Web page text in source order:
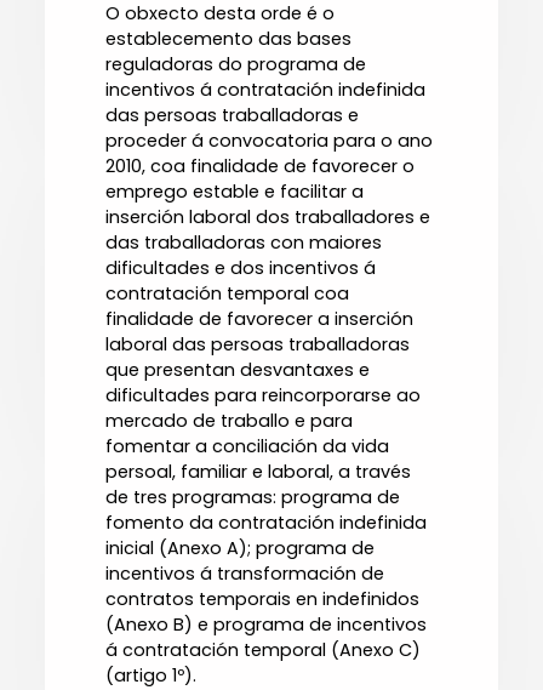
O obxecto desta orde é o
establecemento das bases
reguladoras do programa de
incentivos á contratación indefinida
das persoas traballadoras e
proceder á convocatoria para o ano
2010, coa finalidade de favorecer o
emprego estable e facilitar a
inserción laboral dos traballadores e
das traballadoras con maiores
dificultades e dos incentivos á
contratación temporal coa
finalidade de favorecer a inserción
laboral das persoas traballadoras
que presentan desvantaxes e
dificultades para reincorporarse ao
mercado de traballo e para
fomentar a conciliación da vida
persoal, familiar e laboral, a través
de tres programas: programa de
fomento da contratación indefinida
inicial (Anexo A); programa de
incentivos á transformación de
contratos temporais en indefinidos
(Anexo B) e programa de incentivos
á contratación temporal (Anexo C)
(artigo 1º).